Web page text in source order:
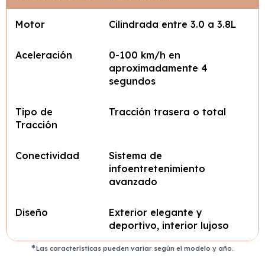
Motor Cilindrada entre 3.0 a 3.8L
Aceleración
0-100 km/h en
aproximadamente 4
segundos
Tipo de
Tracción
Tracción trasera o total
Conectividad
Sistema de
infoentretenimiento
avanzado
Diseño
Exterior elegante y
deportivo, interior lujoso
Las características pueden variar según el modelo y año.